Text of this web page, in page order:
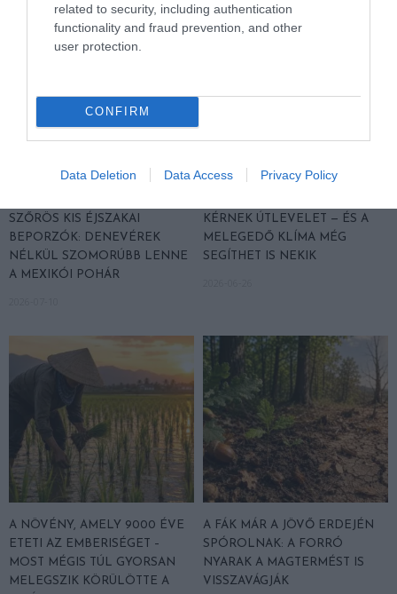
related to security, including authentication
functionality and fraud prevention, and other
user protection.
CONFIRM
Data Deletion Data Access Privacy Policy
SZŐRÖS KIS ÉJSZAKAI
BEPORZÓK: DENEVÉREK
NÉLKÜL SZOMORÚBB LENNE
A MEXIKÓI POHÁR
KÉRNEK ÚTLEVELET — ÉS A
MELEGEDŐ KLÍMA MÉG
SEGÍTHET IS NEKIK
A NÖVÉNY, AMELY 9000 ÉVE
ETETI AZ EMBERISÉGET –
MOST MÉGIS TÚL GYORSAN
MELEGSZIK KÖRÜLÖTTE A
A FÁK MÁR A JÖVŐ ERDEJÉN
SPÓROLNAK: A FORRÓ
NYARAK A MAGTERMÉST IS
VISSZAVÁGJÁK